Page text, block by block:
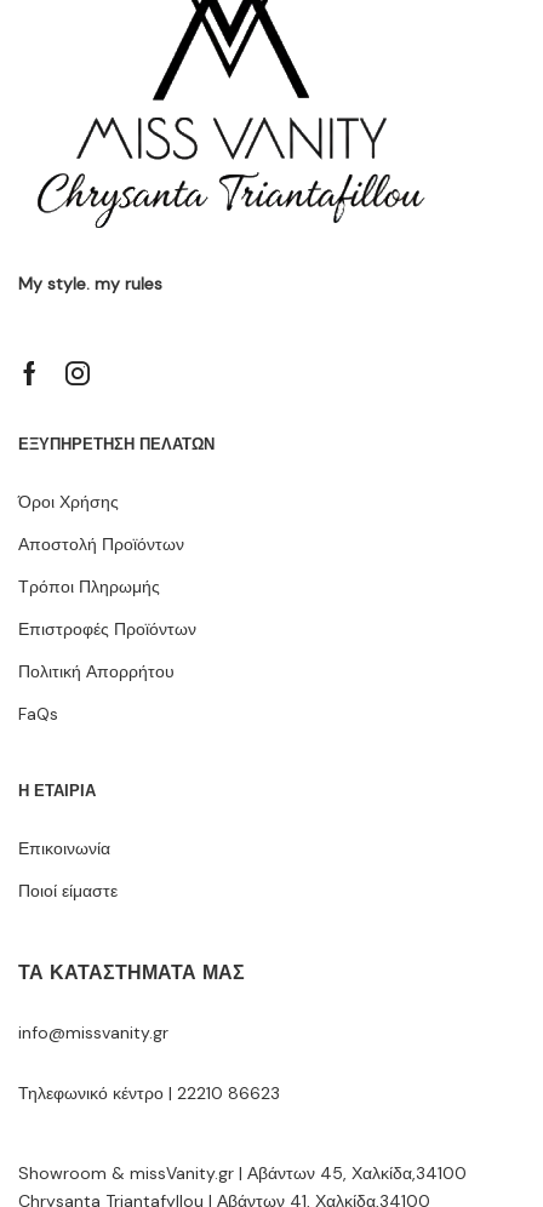
My style. my rules
ΕΞΥΠΗΡΕΤΗΣΗ ΠΕΛΑΤΩΝ
Όροι Χρήσης
Αποστολή Προϊόντων
Τρόποι Πληρωμής
Επιστροφές Προϊόντων
Πολιτική Απορρήτου
FaQs
Η ΕΤΑΙΡΙΑ
Επικοινωνία
Ποιοί είμαστε
ΤΑ ΚΑΤΑΣΤΉΜΑΤΆ ΜΑΣ
info@missvanity.gr
Τηλεφωνικό κέντρο | 22210 86623
Showroom & missVanity.gr | Αβάντων 45, Χαλκίδα,34100
Chrysanta Triantafyllou | Αβάντων 41, Χαλκίδα,34100